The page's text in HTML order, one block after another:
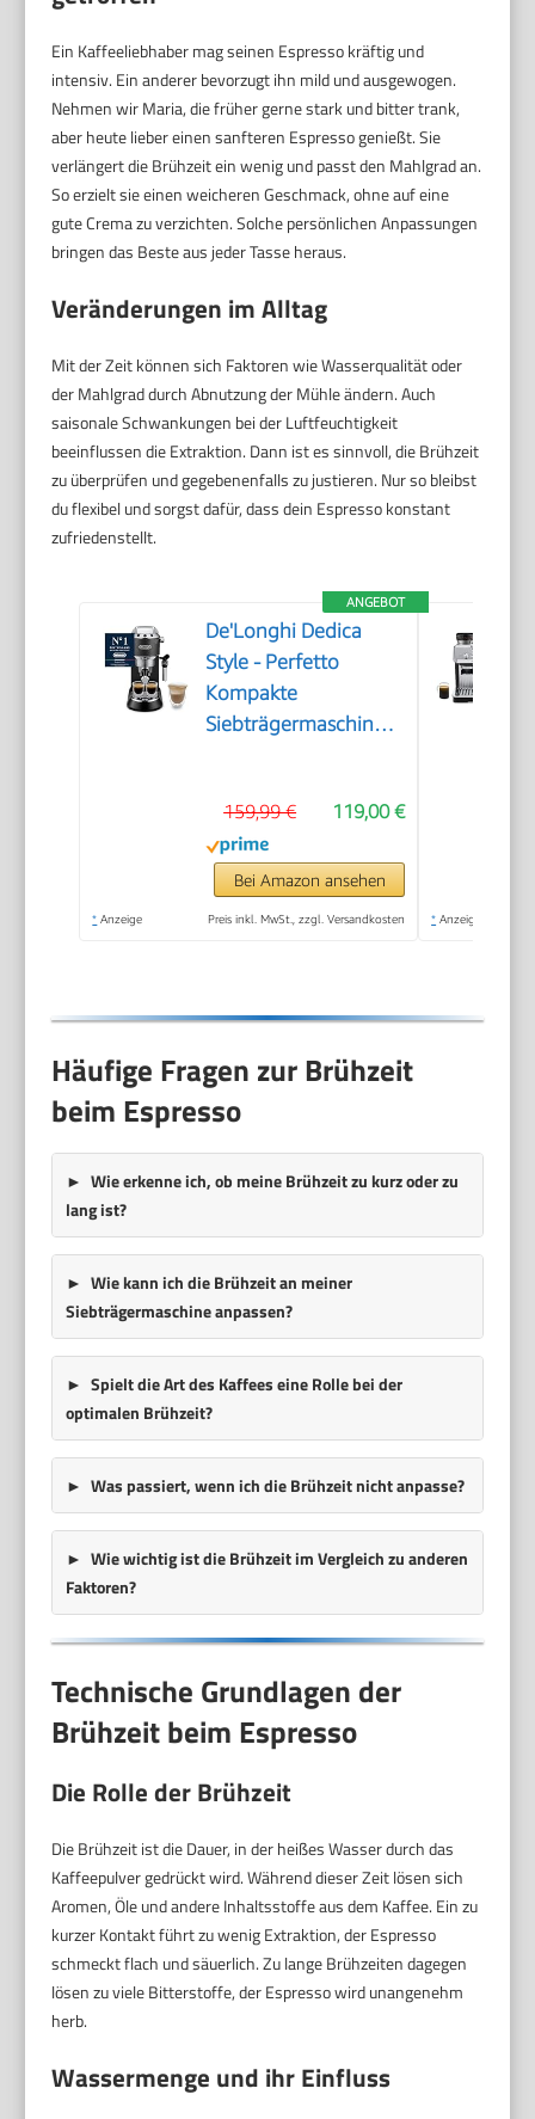
Ein Kaffeeliebhaber mag seinen Espresso kräftig und
intensiv. Ein anderer bevorzugt ihn mild und ausgewogen.
Nehmen wir Maria, die früher gerne stark und bitter trank,
aber heute lieber einen sanfteren Espresso genießt. Sie
verlängert die Brühzeit ein wenig und passt den Mahlgrad an.
So erzielt sie einen weicheren Geschmack, ohne auf eine
gute Crema zu verzichten. Solche persönlichen Anpassungen
bringen das Beste aus jeder Tasse heraus.
Veränderungen im Alltag
Mit der Zeit können sich Faktoren wie Wasserqualität oder
der Mahlgrad durch Abnutzung der Mühle ändern. Auch
saisonale Schwankungen bei der Luftfeuchtigkeit
beeinflussen die Extraktion. Dann ist es sinnvoll, die Brühzeit
zu überprüfen und gegebenenfalls zu justieren. Nur so bleibst
du flexibel und sorgst dafür, dass dein Espresso konstant
zufriedenstellt.
ANGEBOT
De'Longhi Dedica
Style - Perfetto
Kompakte
Siebträgermaschine
Milchaufschäumer für
Espresso und
Cappuccino, ESE Pad
geeignet, 15cm breit,
119,00 €
159,99 €
Bei Amazon ansehen
* Anzeige Preis inkl. MwSt., zzgl. Versandkosten * Anzeige
Häufige Fragen zur Brühzeit
beim Espresso
Wie erkenne ich, ob meine Brühzeit zu kurz oder zu
lang ist?
Wie kann ich die Brühzeit an meiner
Siebträgermaschine anpassen?
Spielt die Art des Kaffees eine Rolle bei der
optimalen Brühzeit?
Was passiert, wenn ich die Brühzeit nicht anpasse?
Wie wichtig ist die Brühzeit im Vergleich zu anderen
Faktoren?
Technische Grundlagen der
Brühzeit beim Espresso
Die Rolle der Brühzeit
Die Brühzeit ist die Dauer, in der heißes Wasser durch das
Kaffeepulver gedrückt wird. Während dieser Zeit lösen sich
Aromen, Öle und andere Inhaltsstoffe aus dem Kaffee. Ein zu
kurzer Kontakt führt zu wenig Extraktion, der Espresso
schmeckt flach und säuerlich. Zu lange Brühzeiten dagegen
lösen zu viele Bitterstoffe, der Espresso wird unangenehm
herb.
Wassermenge und ihr Einfluss